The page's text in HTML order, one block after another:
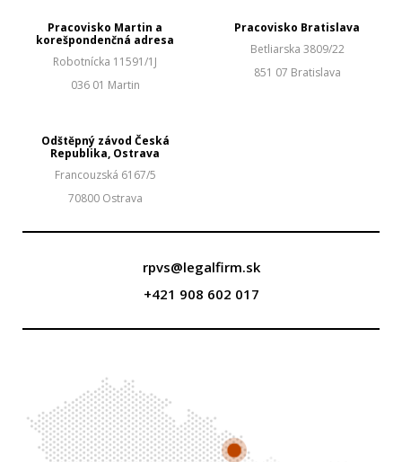
Pracovisko Martin a
korešpondenčná adresa
Robotnícka 11591/1J
036 01 Martin
Pracovisko Bratislava
Betliarska 3809/22
851 07 Bratislava
Odštěpný závod Česká
Republika, Ostrava​
Francouzská 6167/5
70800 Ostrava
rpvs@legalfirm.sk
+421 908 602 017